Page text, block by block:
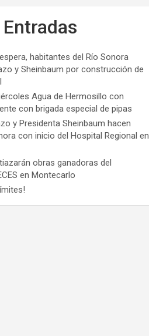
habitantes del Río Sonora
y Sheinbaum por construcción de
Agua de Hermosillo con
con brigada especial de pipas
y Presidenta Sheinbaum hacen
con inicio del Hospital Regional en
obras ganadoras del
en Montecarlo